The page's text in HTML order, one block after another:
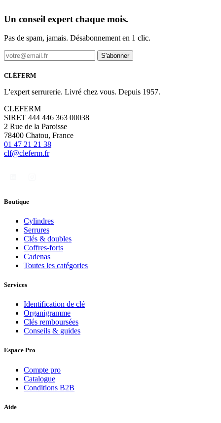
Un conseil expert chaque mois.
Pas de spam, jamais. Désabonnement en 1 clic.
S'abonner
CLÉFERM
L'expert serrurerie. Livré chez vous. Depuis 1957.
CLEFERM
SIRET 444 446 363 00038
2 Rue de la Paroisse
78400 Chatou, France
01 47 21 21 38
clf@cleferm.fr
Boutique
Cylindres
Serrures
Clés & doubles
Coffres-forts
Cadenas
Toutes les catégories
Services
Identification de clé
Organigramme
Clés remboursées
Conseils & guides
Espace Pro
Compte pro
Catalogue
Conditions B2B
Aide